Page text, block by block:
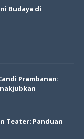
Budaya di
Prambanan:
Teater: Panduan